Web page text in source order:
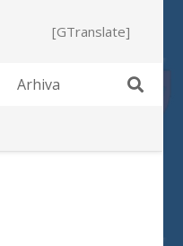
[GTranslate]
Arhiva